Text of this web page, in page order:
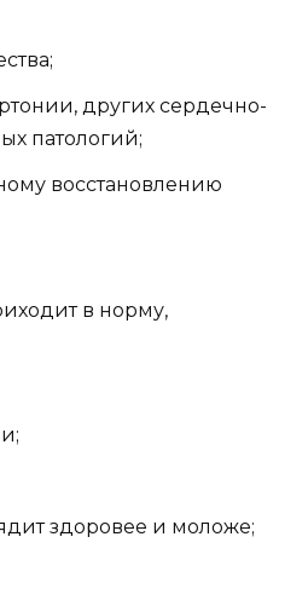
других сердечно-
патологий;
восстановлению
в норму,
здоровее и моложе;